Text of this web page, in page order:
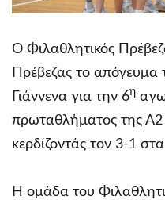
Ο Φιλαθλητικός
Πρέβεζας το απόγευμα
Γιάννενα για την 6η
πρωταθλήματος της Α2
κερδίζοντάς τον 3-1
Η ομάδα του